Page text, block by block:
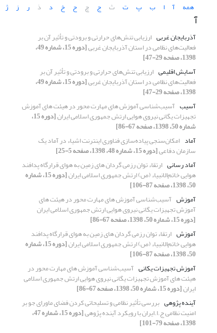
همه
آ ا ب پ ت ث ج چ ح خ د ذ ر ز ژ
آ
آذربایجان غربی ارزیابی تنش‌های حرارتی و برودتی و تأثیر آن بر
فعالیت‌های نظامی در استان آذربایجان غربی [دوره 15، شماره 49،
1398، صفحه 29-47]
آسایش اقلیمی ارزیابی تنش‌های حرارتی و برودتی و تأثیر آن بر
فعالیت‌های نظامی در استان آذربایجان غربی [دوره 15، شماره 49،
1398، صفحه 29-47]
آسیب آسیب‌شناسی آموزش های مهارت محور در هیئت های آموزش
تجهیزات یگانی نیروی هوایی ارتش جمهوری اسلامی ایران [دوره 15،
شماره 50، 1398، صفحه 67-86]
آماد امکان‌سنجی پیاده‌سازی فناوری اینترنت اشیاء در آماد یک
سازمان دفاعی[دوره 15، شماره 48، 1398، صفحه 5-25]
آماد رسانی ارتقاء توان رزمی گردان های زمین به هوای قرارگاه پدافند
هوایی خاتم‌الانبیاء (ص) ارتش جمهوری اسلامی ایران [دوره 15، شماره
50، 1398، صفحه 87-106]
آموزش آسیب‌شناسی آموزش های مهارت محور در هیئت های
آموزش تجهیزات یگانی نیروی هوایی ارتش جمهوری اسلامی ایران
[دوره 15، شماره 50، 1398، صفحه 67-86]
آموزش ارتقاء توان رزمی گردان های زمین به هوای قرارگاه پدافند
هوایی خاتم‌الانبیاء (ص) ارتش جمهوری اسلامی ایران [دوره 15، شماره
50، 1398، صفحه 87-106]
آموزش تجهیزات یکانی آسیب‌شناسی آموزش های مهارت محور در
هیئت های آموزش تجهیزات یگانی نیروی هوایی ارتش جمهوری اسلامی
ایران[دوره 15، شماره 50، 1398، صفحه 67-86]
آینده پژوهی بررسی تأثیر نظامی و تسلیحاتی کردن فضای ماورای جو بر
امنیت نظامی ج.ا.ایران با رویکرد آینده پژوهی [دوره 15، شماره 47،
1398، صفحه 79-101]